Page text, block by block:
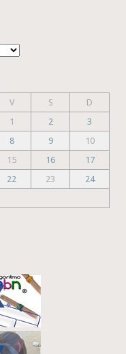
V S
D
1
2
3
8 9
10
15 16
17
22 23
24